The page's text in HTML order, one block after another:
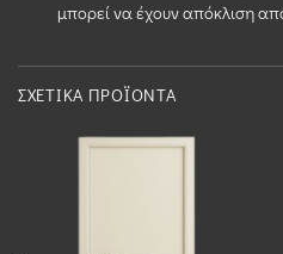
μπορεί να έχουν απόκλιση
ΣΧΕΤΙΚΆ ΠΡΟΪΌΝΤΑ